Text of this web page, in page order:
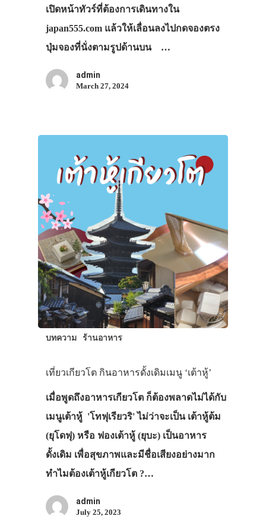
เปิดหน้าทัวร์ที่ต้องการเดินทางใน
japan555.com แล้วให้เลื่อนลงไปกดจองตรง
ปุ่มจองที่นั่งตามรูปด้านบน …
admin
March 27, 2024
บทความ ร้านอาหาร
เที่ยวเกียวโต กินอาหารดั้งเดิมเมนู ‘เต้าหู้’
เมื่อพูดถึงอาหารเกียวโต ก็ต้องพลาดไม่ได้กับ
เมนูเต้าหู้ 'โทฟุเรียวริ' ไม่ว่าจะเป็น เต้าหู้ต้ม
(ยุโดฟุ) หรือ ฟองเต้าหู้ (ยุบะ) เป็นอาหาร
ดั้งเดิม เพื่อสุขภาพและมีชื่อเสียงอย่างมาก
ทำไมต้องเต้าหู้เกียวโต ?…
admin
July 25, 2023